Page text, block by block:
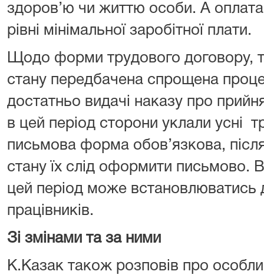
здоров’ю чи життю особи. А
рівні мінімальної заробітної плати.
Щодо форми трудового договору,
стану передбачена спрощена
достатньо видачі наказу про
в цей період сторони уклали усні
письмова форма обов’язкова, після
стану їх слід оформити письмово.
цей період може встановлюватись
працівників.
Зі змінами та за ними
К.Казак також розповів про